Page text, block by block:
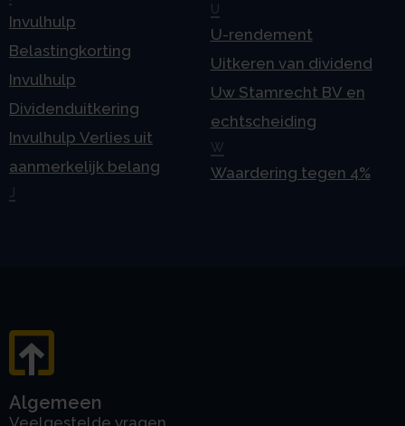
Invulhulp
Belastingkorting
Invulhulp
Dividenduitkering
Invulhulp Verlies uit
aanmerkelijk belang
U
U-rendement
Uitkeren van dividend
Uw Stamrecht BV en
echtscheiding
W
Waardering tegen 4%
Algemeen
Veelgestelde vragen